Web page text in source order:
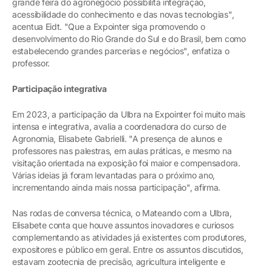
grande feira do agronegócio possibilita integração,
acessibilidade do conhecimento e das novas tecnologias",
acentua Eidt. "Que a Expointer siga promovendo o
desenvolvimento do Rio Grande do Sul e do Brasil, bem como
estabelecendo grandes parcerias e negócios", enfatiza o
professor.
Participação integrativa
Em 2023, a participação da Ulbra na Expointer foi muito mais
intensa e integrativa, avalia a coordenadora do curso de
Agronomia, Elisabete Gabrielli. "A presença de alunos e
professores nas palestras, em aulas práticas, e mesmo na
visitação orientada na exposição foi maior e compensadora.
Várias ideias já foram levantadas para o próximo ano,
incrementando ainda mais nossa participação", afirma.
Nas rodas de conversa técnica, o Mateando com a Ulbra,
Elisabete conta que houve assuntos inovadores e curiosos
complementando as atividades já existentes com produtores,
expositores e público em geral. Entre os assuntos discutidos,
estavam zootecnia de precisão, agricultura inteligente e